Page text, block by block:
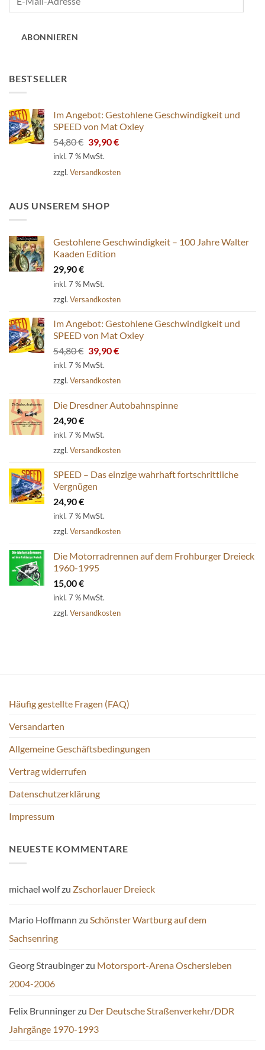
ABONNIEREN
BESTSELLER
Im Angebot: Gestohlene Geschwindigkeit und
SPEED von Mat Oxley
54,80€ Ursprünglicher
Preis
54,80 €
39,90€Aktueller
39,90 €.
inkl. 7 % MwSt.
zzgl. Versandkosten
AUS UNSEREM SHOP
Gestohlene Geschwindigkeit – 100 Jahre Walter
Kaaden Edition
29,90€
inkl. 7 % MwSt.
zzgl. Versandkosten
Im Angebot: Gestohlene Geschwindigkeit und
SPEED von Mat Oxley
54,80€ Ursprünglicher
Preis
war:
54,80 €
39,90€Aktueller
39,90 €.
inkl. 7 % MwSt.
zzgl. Versandkosten
Die Dresdner Autobahnspinne
24,90€
inkl. 7 % MwSt.
zzgl. Versandkosten
SPEED – Das einzige wahrhaft fortschrittliche
Vergnügen
24,90€
inkl. 7 % MwSt.
zzgl. Versandkosten
Die Motorradrennen auf dem Frohburger Dreieck
1960-1995
15,00€
inkl. 7 % MwSt.
zzgl. Versandkosten
Häufig gestellte Fragen (FAQ)
Versandarten
Allgemeine Geschäftsbedingungen
Vertrag widerrufen
Datenschutzerklärung
Impressum
NEUESTE KOMMENTARE
michael wolfzu Zschorlauer Dreieck
Mario Hoffmann zu Schönster Wartburg auf dem
Sachsenring
Georg Straubingerzu Motorsport-Arena Oschersleben
2004-2006
Felix Brunningerzu Der Deutsche Straßenverkehr/DDR
Jahrgänge 1970-1993